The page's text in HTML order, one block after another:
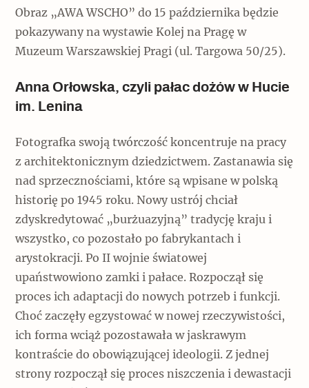
Obraz „AWA WSCHO” do 15 października będzie
pokazywany na wystawie Kolej na Pragę w
Muzeum Warszawskiej Pragi (ul. Targowa 50/25).
Anna Orłowska, czyli pałac dożów w Hucie
im. Lenina
Fotografka swoją twórczość koncentruje na pracy
z architektonicznym dziedzictwem. Zastanawia się
nad sprzecznościami, które są wpisane w polską
historię po 1945 roku. Nowy ustrój chciał
zdyskredytować „burżuazyjną” tradycję kraju i
wszystko, co pozostało po fabrykantach i
arystokracji. Po II wojnie światowej
upaństwowiono zamki i pałace. Rozpoczął się
proces ich adaptacji do nowych potrzeb i funkcji.
Choć zaczęły egzystować w nowej rzeczywistości,
ich forma wciąż pozostawała w jaskrawym
kontraście do obowiązującej ideologii. Z jednej
strony rozpoczął się proces niszczenia i dewastacji